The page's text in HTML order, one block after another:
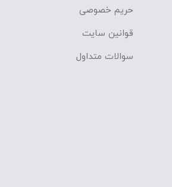
حریم خصوصی
قوانین سایت
سوالات متداول